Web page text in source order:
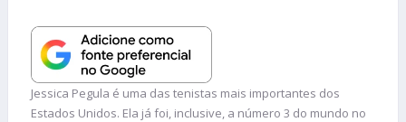
Jessica Pegula é uma das tenistas mais importantes dos
Estados Unidos. Ela já foi, inclusive, a número 3 do mundo no